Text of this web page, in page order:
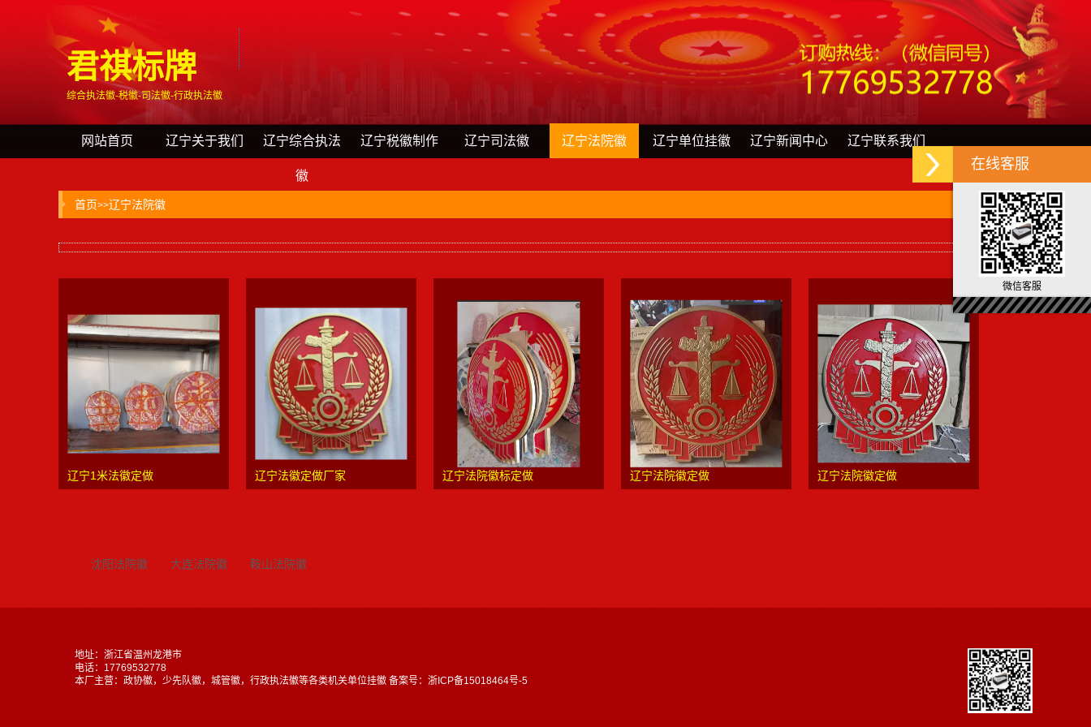
君祺标牌
综合执法徽-税徽-司法徽-行政执法徽
网站首页 辽宁关于我们 辽宁综合执法
徽
辽宁税徽制作 辽宁司法徽 辽宁法院徽 辽宁单位挂徽 辽宁新闻中心 辽宁联系我们
在线客服
微信客服
首页>>辽宁法院徽
辽宁1米法徽定做 辽宁法徽定做厂家 辽宁法院徽标定做 辽宁法院徽定做 辽宁法院徽定做
沈阳法院徽 大连法院徽 鞍山法院徽
地址：浙江省温州龙港市
电话：17769532778
本厂主营：政协徽，少先队徽，城管徽，行政执法徽等各类机关单位挂徽 备案号：浙ICP备15018464号-5